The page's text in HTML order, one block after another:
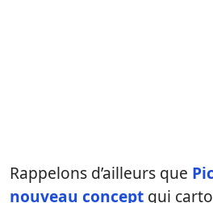
Rappelons d’ailleurs que
nouveau concept qui